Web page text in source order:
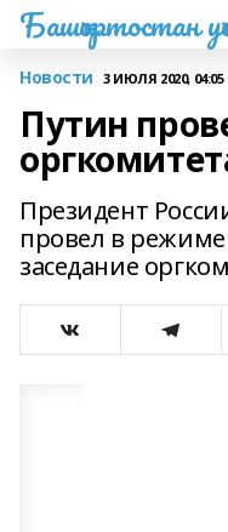
Башҡортостан
Новости 3 ИЮЛЯ 2020, 04:05
Путин
Президент
провел в
заседание